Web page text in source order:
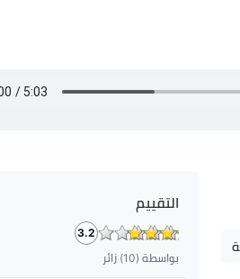
التقييم
3.2
بواسطة (10) زائر